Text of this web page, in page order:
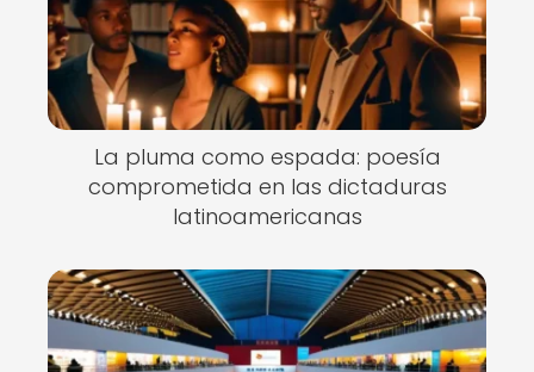
La pluma como espada: poesía
comprometida en las dictaduras
latinoamericanas